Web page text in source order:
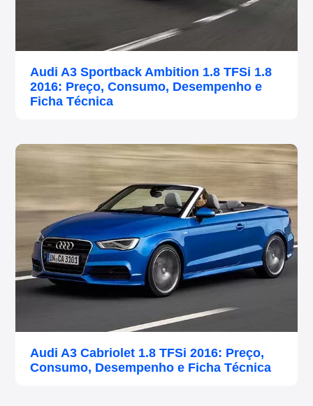
Audi A3 Sportback Ambition 1.8 TFSi 1.8
2016: Preço, Consumo, Desempenho e
Ficha Técnica
Audi A3 Cabriolet 1.8 TFSi 2016: Preço,
Consumo, Desempenho e Ficha Técnica